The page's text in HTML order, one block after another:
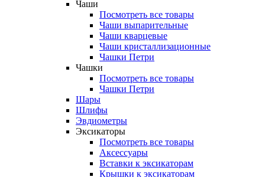
Чаши
Посмотреть все товары
Чаши выпарительные
Чаши кварцевые
Чаши кристаллизационные
Чашки Петри
Чашки
Посмотреть все товары
Чашки Петри
Шары
Шлифы
Эвдиометры
Эксикаторы
Посмотреть все товары
Аксессуары
Вставки к эксикаторам
Крышки к эксикаторам